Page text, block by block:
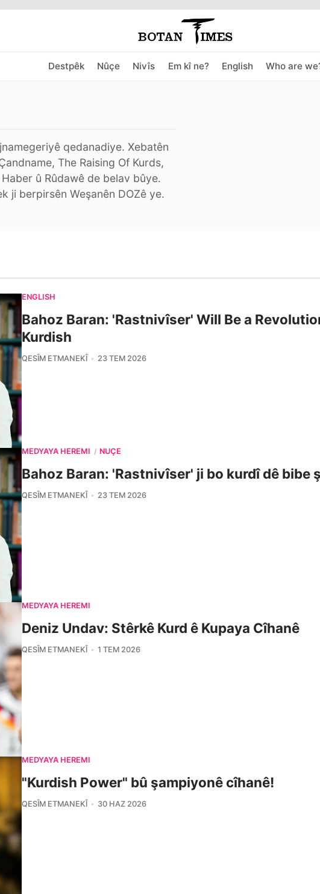
Destpêk Nûçe Nivîs Em kî ne? English Who are
qedanadiye. Xebatên
The Raising Of Kurds,
û Rûdawê de belav bûye.
ji berpirsên Weşanên DOZê ye.
ENGLISH
Bahoz Baran: 'Rastnivîser' Will Be a
Kurdish
QESÎM ETMANEKÎ 23 TEM 2026
MEDYAYA HERÊMÎ / NÛÇE
Bahoz Baran: 'Rastnivîser' ji bo kurdî dê bibe
QESÎM ETMANEKÎ 23 TEM 2026
MEDYAYA HERÊMÎ
Deniz Undav: Stêrkê Kurd ê Kupaya Cîhanê
QESÎM ETMANEKÎ 1 TEM 2026
MEDYAYA HERÊMÎ
"Kurdish Power" bû şampiyonê cîhanê!
QESÎM ETMANEKÎ 30 HAZ 2026